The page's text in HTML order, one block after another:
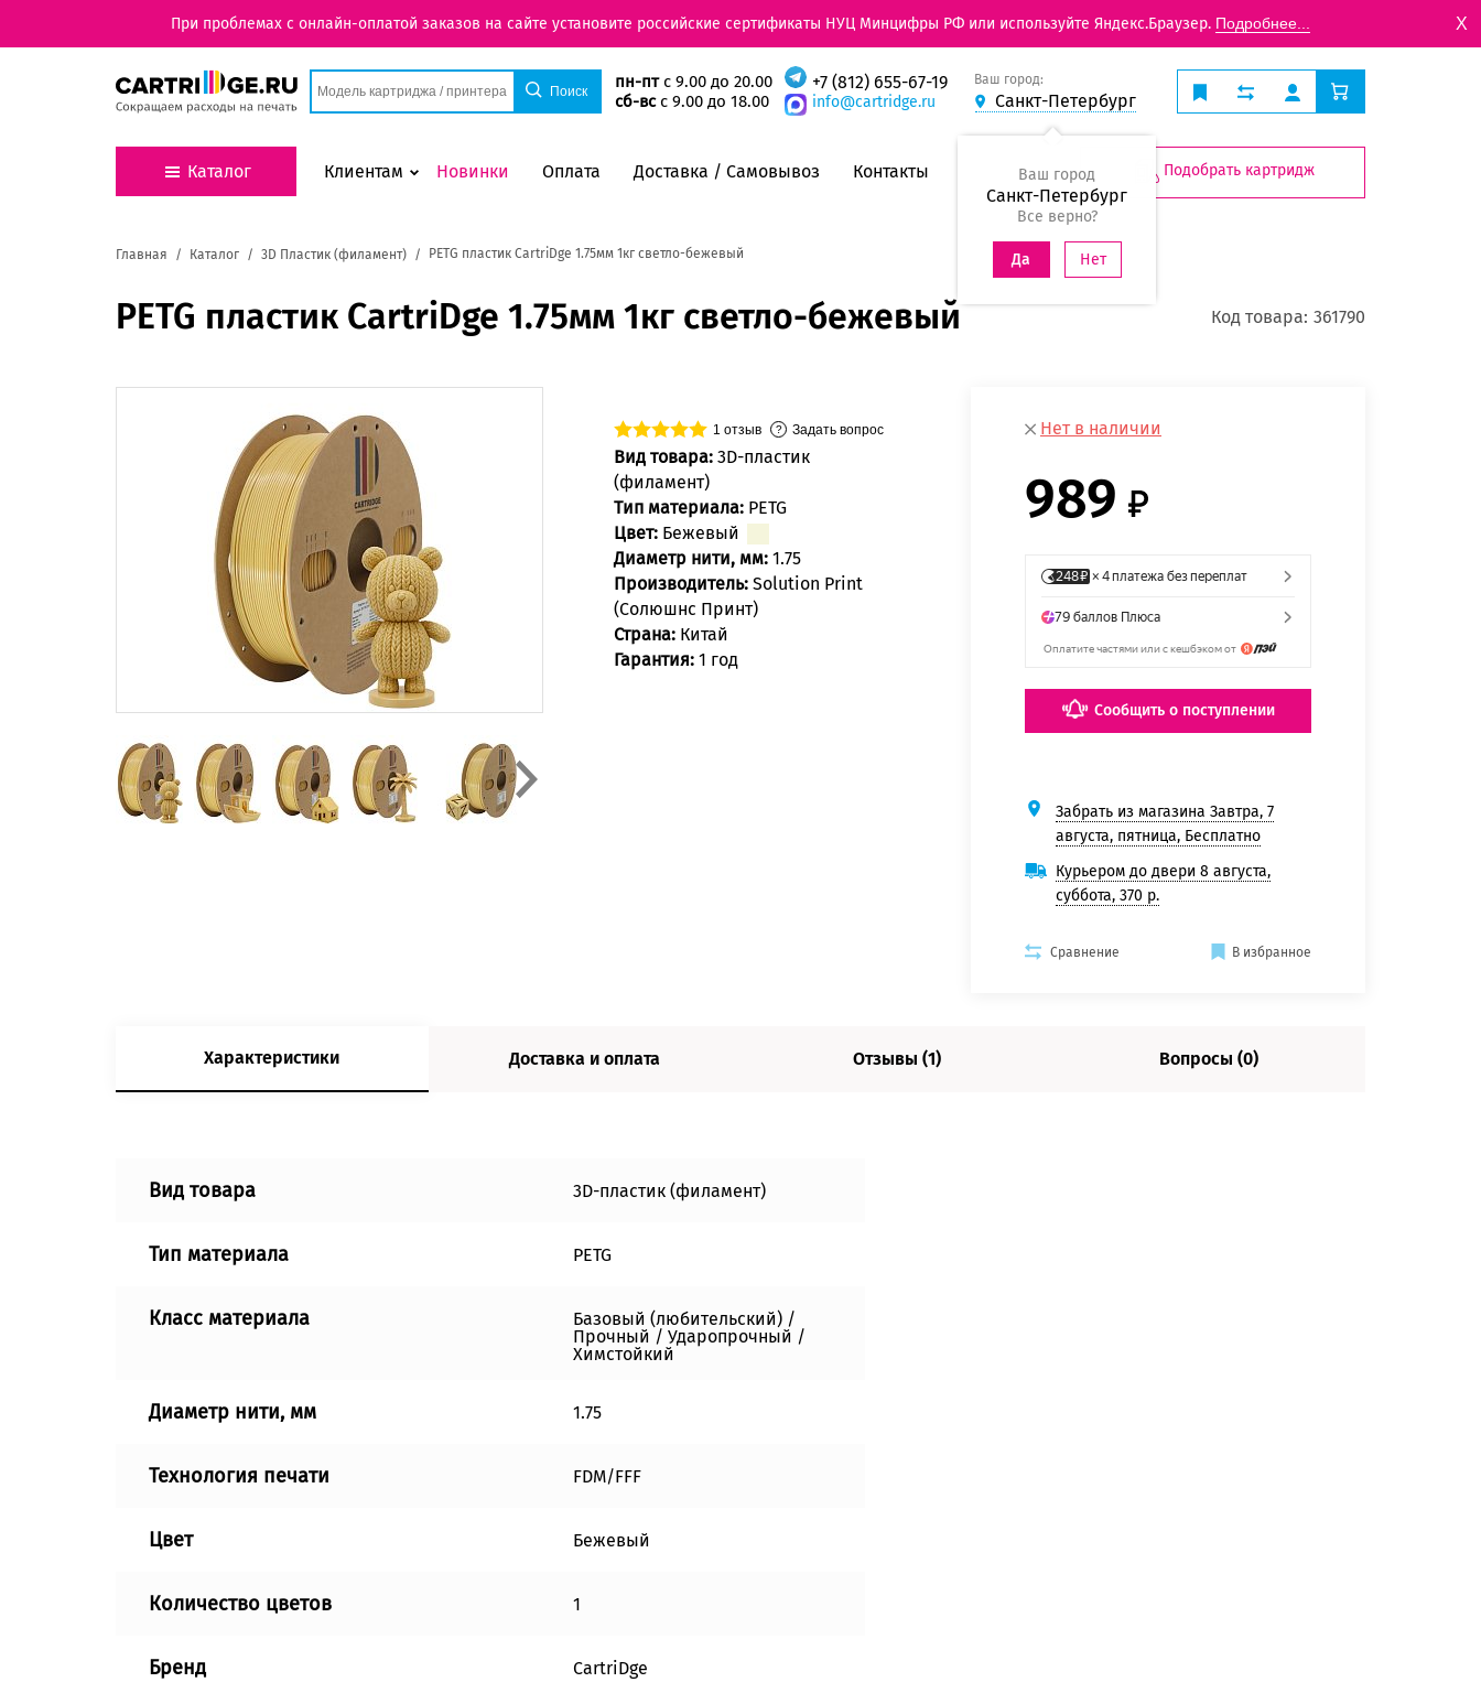
При проблемах с онлайн-оплатой заказов на сайте установите российские сертификаты НУЦ Минцифры РФ или используйте Яндекс.Браузер. Подробнее... X
пн-птс 9.00 до 20.00
сб-всс 9.00 до 18.00
+7 (812) 655-67-19
info@cartridge.ru
Ваш город:
Санкт-Петербург
Ваш город
Санкт-Петербург
Все верно?
Да Нет
Каталог Клиентам Новинки Оплата Доставка / Самовывоз Контакты Подобрать картридж
Главная Каталог 3D Пластик (филамент) PETG пластик CartriDge 1.75мм 1кг светло-бежевый
PETG пластик CartriDge 1.75мм 1кг светло-бежевый Код товара: 361790
1 отзыв Задать вопрос
Вид товара: 3D-пластик
(филамент)
Тип материала: PETG
Цвет: Бежевый
Диаметр нити, мм: 1.75
Производитель: Solution Print
(Солюшнс Принт)
Страна: Китай
Гарантия: 1 год
Нет в наличии
989
Сообщить о поступлении
Забрать из магазина Завтра, 7
августа, пятница, Бесплатно
Курьером до двери 8 августа,
суббота, 370 р.
Сравнение В избранное
Характеристики Доставка и оплата Отзывы (1) Вопросы (0)
Вид товара 3D-пластик (филамент)
Тип материала PETG
Класс материала
Базовый (любительский) /
Прочный / Ударопрочный /
Химстойкий
Диаметр нити, мм 1.75
Технология печати FDM/FFF
Цвет Бежевый
Количество цветов 1
Бренд CartriDge